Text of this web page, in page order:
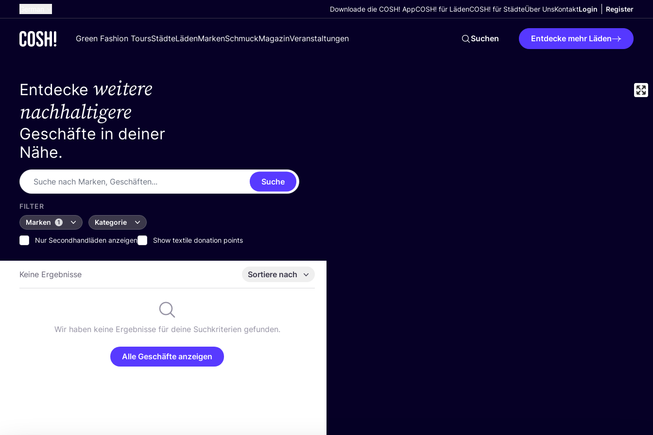
Dutch
Spanish
Downloade die COSH! AppCOSH! für LädenCOSH! für StädteÜber UnsKontaktLogin Register
Green Fashion ToursStädteLädenMarkenSchmuckMagazinVeranstaltungen Suchen Entdecke mehr Läden
Entdecke weitere
nachhaltigere
Geschäfte in deiner
Nähe.
Suche
FILTER
Marken
1 Kategorie
Nur Secondhandläden anzeigen Show textile donation points
Keine Ergebnisse Sortiere nach
Wir haben keine Ergebnisse für deine Suchkriterien gefunden.
Alle Geschäfte anzeigen